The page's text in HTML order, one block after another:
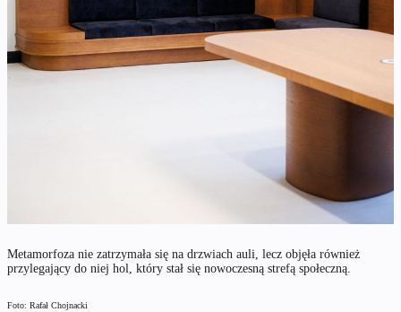
Metamorfoza nie zatrzymała się na drzwiach auli, lecz objęła również
przylegający do niej hol, który stał się nowoczesną strefą społeczną.
Foto: Rafał Chojnacki